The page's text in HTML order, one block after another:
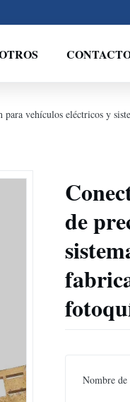
para vehículos eléctricos y
de
Nombre de